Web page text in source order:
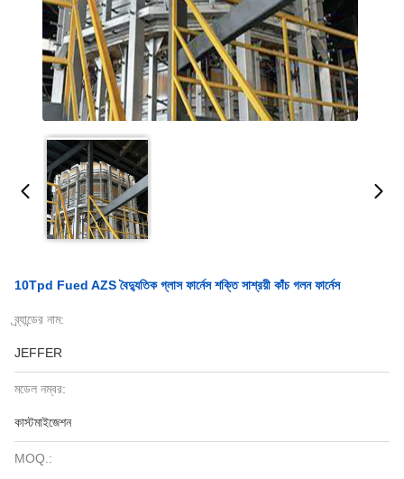
10Tpd Fued AZS বৈদ্যুতিক গ্লাস ফার্নেস শক্তি সাশ্রয়ী কাঁচ গলন ফার্নেস
ব্র্যান্ডের নাম:
JEFFER
মডেল নম্বর:
কাস্টমাইজেশন
MOQ.: